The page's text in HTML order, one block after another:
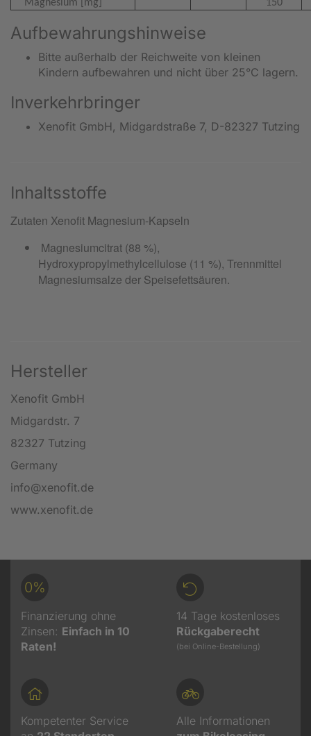
Magnesium [mg] 150
Aufbewahrungshinweise
Bitte außerhalb der Reichweite von kleinen
Kindern aufbewahren und nicht über 25°C lagern.
Inverkehrbringer
Xenofit GmbH, Midgardstraße 7, D-82327 Tutzing
Inhaltsstoffe
Hersteller
Xenofit GmbH
Midgardstr. 7
82327 Tutzing
Germany
info@xenofit.de
www.xenofit.de
0%
Finanzierung ohne
Zinsen: Einfach in 10
Raten!
14 Tage kostenloses
Rückgaberecht
(bei Online-Bestellung)
Kompetenter Service
Alle Informationen